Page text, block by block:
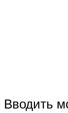
Вводить